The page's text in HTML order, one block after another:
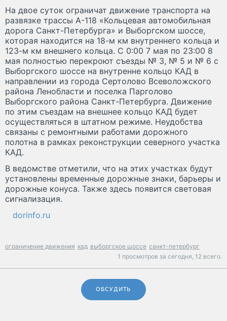
На двое суток ограничат движение транспорта на
развязке трассы А-118 «Кольцевая автомобильная
дорога Санкт-Петербурга» и Выборгском шоссе,
которая находится на 18-м км внутреннего кольца и
123-м км внешнего кольца. С 0:00 7 мая по 23:00 8
мая полностью перекроют съезды № 3, № 5 и № 6 с
Выборгского шоссе на внутренне кольцо КАД в
направлении из города Сертолово Всеволожского
района Ленобласти и поселка Парголово
Выборгского района Санкт-Петербурга. Движение
по этим съездам на внешнее кольцо КАД будет
осуществляться в штатном режиме. Неудобства
связаны с ремонтными работами дорожного
полотна в рамках реконструкции северного участка
КАД.
В ведомстве отметили, что на этих участках будут
установлены временные дорожные знаки, барьеры и
дорожные конуса. Также здесь появится световая
сигнализация.
dorinfo.ru
ограничение движения кад выборгское шоссе санкт-петербург
1 просмотров за сегодня, 12 всего.
ОБСУДИТЬ